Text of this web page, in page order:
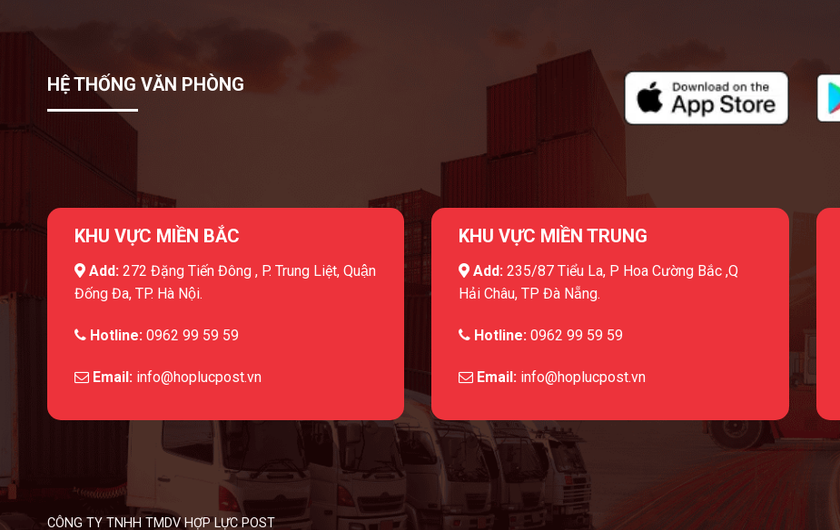
HỆ THỐNG VĂN PHÒNG
KHU VỰC MIỀN BẮC
Add: 272 Đặng Tiến Đông , P. Trung Liệt, Quận
Đống Đa, TP. Hà Nội.
Hotline: 0962 99 59 59
Email: info@hoplucpost.vn
KHU VỰC MIỀN TRUNG
Add:235/87 Tiểu La, P Hoa Cường Bắc ,Q
Hải Châu, TP Đà Nẵng.
Hotline: 0962 99 59 59
Email: info@hoplucpost.vn
CÔNG TY TNHH TMDV HỢP LỰC POST